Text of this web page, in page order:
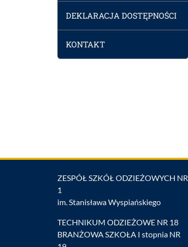
DEKLARACJA DOSTĘPNOŚCI
KONTAKT
ZESPÓŁ SZKÓŁ ODZIEŻOWYCH NR
1
im. Stanisława Wyspiańskiego
TECHNIKUM ODZIEŻOWE NR 18
BRANŻOWA SZKOŁA I stopnia NR